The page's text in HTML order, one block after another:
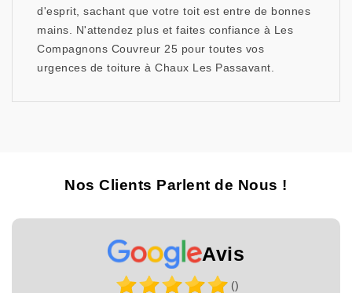
d'esprit, sachant que votre toit est entre de bonnes
mains. N'attendez plus et faites confiance à Les
Compagnons Couvreur 25 pour toutes vos
urgences de toiture à Chaux Les Passavant.
Nos Clients Parlent de Nous !
Avis
()